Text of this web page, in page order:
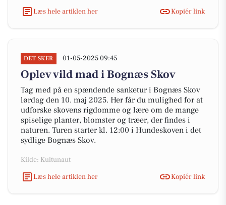
Læs hele artiklen her Kopiér link
DET SKER 01-05-2025 09:45
Oplev vild mad i Bognæs Skov
Tag med på en spændende sanketur i Bognæs Skov
lørdag den 10. maj 2025. Her får du mulighed for at
udforske skovens rigdomme og lære om de mange
spiselige planter, blomster og træer, der findes i
naturen. Turen starter kl. 12:00 i Hundeskoven i det
sydlige Bognæs Skov.
Kilde: Kultunaut
Læs hele artiklen her
Kopiér link